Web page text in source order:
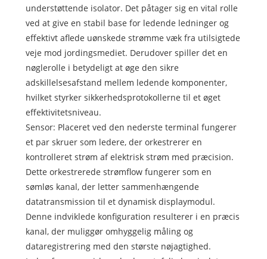
understøttende isolator. Det påtager sig en vital rolle
ved at give en stabil base for ledende ledninger og
effektivt aflede uønskede strømme væk fra utilsigtede
veje mod jordingsmediet. Derudover spiller det en
nøglerolle i betydeligt at øge den sikre
adskillelsesafstand mellem ledende komponenter,
hvilket styrker sikkerhedsprotokollerne til et øget
effektivitetsniveau.
Sensor: Placeret ved den nederste terminal fungerer
et par skruer som ledere, der orkestrerer en
kontrolleret strøm af elektrisk strøm med præcision.
Dette orkestrerede strømflow fungerer som en
sømløs kanal, der letter sammenhængende
datatransmission til et dynamisk displaymodul.
Denne indviklede konfiguration resulterer i en præcis
kanal, der muliggør omhyggelig måling og
dataregistrering med den største nøjagtighed.